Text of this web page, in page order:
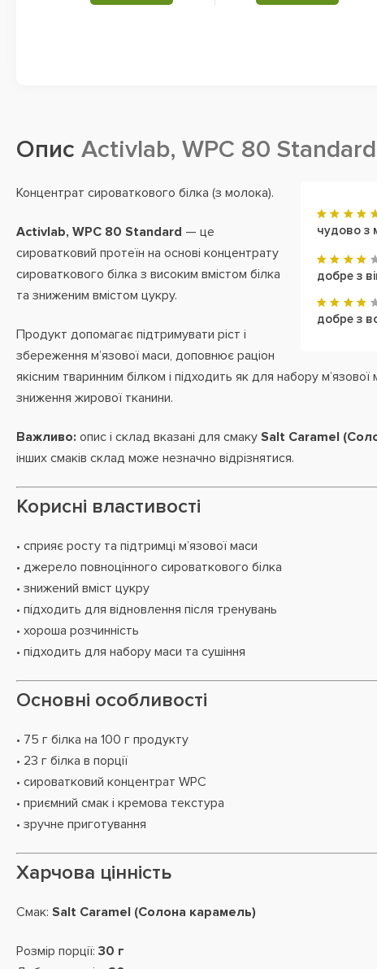
Опис Activlab, WPC 80 Standard
чудово з
добре з
добре з
Концентрат сироваткового білка (з молока).
Activlab, WPC 80 Standard — це
сироватковий протеїн на основі концентрату
сироваткового білка з високим вмістом білка
та зниженим вмістом цукру.
Продукт допомагає підтримувати ріст і
збереження м’язової маси, доповнює раціон
якісним тваринним білком і підходить як для набору м’язової
зниження жирової тканини.
Важливо: опис і склад вказані для смаку Salt Caramel
інших смаків склад може незначно відрізнятися.
Корисні властивості
• сприяє росту та підтримці м’язової маси
• джерело повноцінного сироваткового білка
• знижений вміст цукру
• підходить для відновлення після тренувань
• хороша розчинність
• підходить для набору маси та сушіння
Основні особливості
• 75 г білка на 100 г продукту
• 23 г білка в порції
• сироватковий концентрат WPC
• приємний смак і кремова текстура
• зручне приготування
Харчова цінність
Смак: Salt Caramel (Солона карамель)
Розмір порції: 30 г